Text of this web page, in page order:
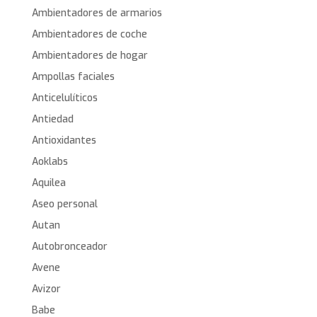
Ambientadores de armarios
Ambientadores de coche
Ambientadores de hogar
Ampollas faciales
Anticelulíticos
Antiedad
Antioxidantes
Aoklabs
Aquilea
Aseo personal
Autan
Autobronceador
Avene
Avizor
Babe